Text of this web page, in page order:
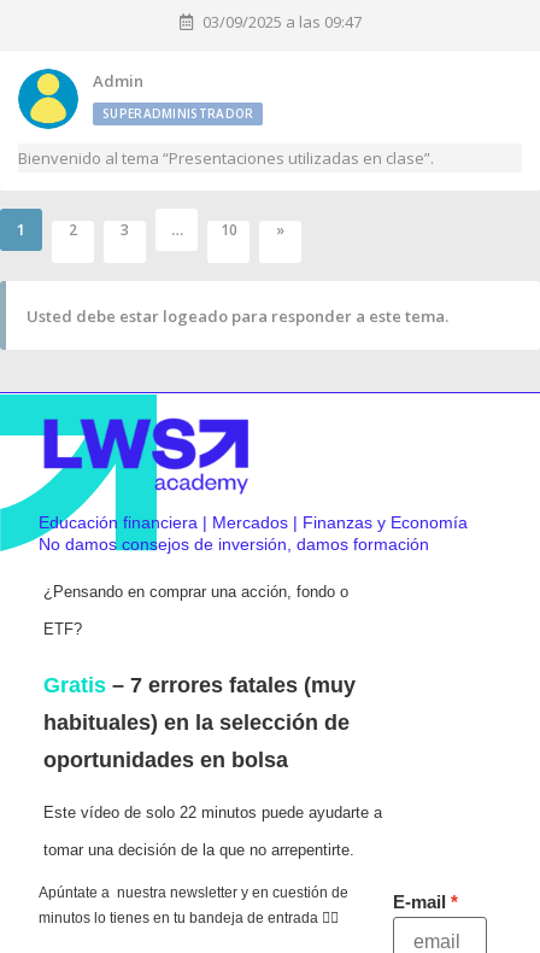
03/09/2025 a las 09:47
Admin
SUPERADMINISTRADOR
Bienvenido al tema “Presentaciones utilizadas en clase”.
1 2 3 … 10 »
Usted debe estar logeado para responder a este tema.
Educación financiera | Mercados | Finanzas y Economía
No damos consejos de inversión, damos formación
¿Pensando en comprar una acción, fondo o
ETF?
Gratis – 7 errores fatales (muy
habituales) en la selección de
oportunidades en bolsa
Este vídeo de solo 22 minutos puede ayudarte a
tomar una decisión de la que no arrepentirte.
Apúntate a nuestra newsletter y en cuestión de
minutos lo tienes en tu bandeja de entrada 👇🏻
E-mail